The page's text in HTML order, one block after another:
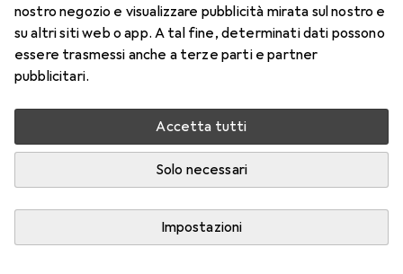
nostro negozio e visualizzare pubblicità mirata sul nostro e
su altri siti web o app. A tal fine, determinati dati possono
essere trasmessi anche a terze parti e partner
pubblicitari.
Accetta tutti
Solo necessari
Impostazioni
Prezzo in EUR IVA incl.
Consegna tra lun, 17/8 e mer, 19/8
Più di 10 pezzi in stock presso il fornitore
Aggiungi al carrello